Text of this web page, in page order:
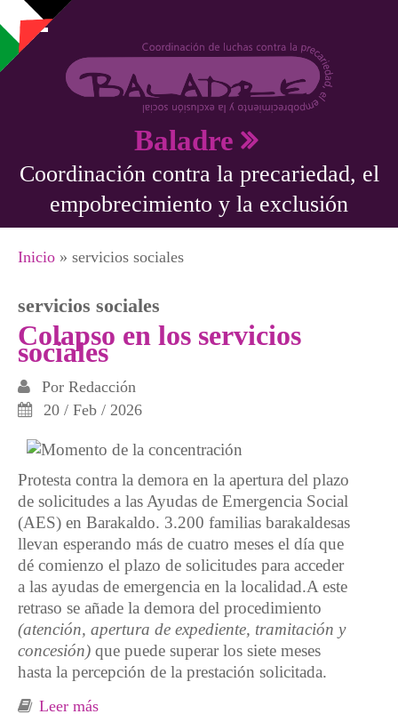
Pasar al contenido principal
Baladre
Coordinación contra la precariedad, el
empobrecimiento y la exclusión
Se encuentra usted aquí
Inicio » servicios sociales
servicios sociales
Colapso en los servicios
sociales
Por Redacción
20 / Feb / 2026
Protesta contra la demora en la apertura del plazo
de solicitudes a las Ayudas de Emergencia Social
(AES) en Barakaldo. 3.200 familias barakaldesas
llevan esperando más de cuatro meses el día que
dé comienzo el plazo de solicitudes para acceder
a las ayudas de emergencia en la localidad.A este
retraso se añade la demora del procedimiento
(atención, apertura de expediente, tramitación y
concesión) que puede superar los siete meses
hasta la percepción de la prestación solicitada.
Leer más